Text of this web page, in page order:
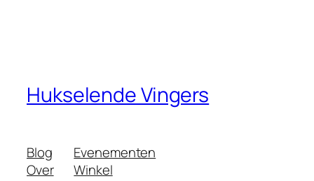
Hukselende Vingers
Blog
Over
Evenementen
Winkel